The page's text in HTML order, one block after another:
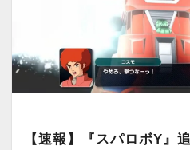
【速報】『スパロボY』